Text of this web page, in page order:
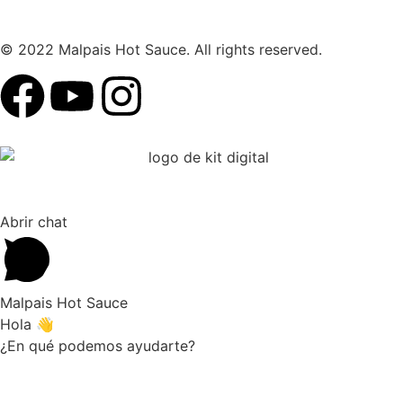
© 2022 Malpais Hot Sauce. All rights reserved.
Abrir chat
Malpais Hot Sauce
Hola 👋
¿En qué podemos ayudarte?